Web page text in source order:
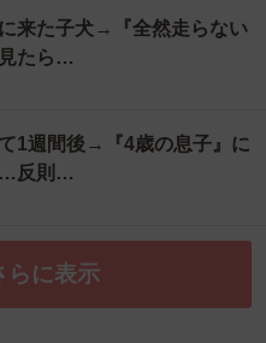
に来た子犬→『全然走らない
たら…
1週間後→『4歳の息子』に
…反則…
らに表示